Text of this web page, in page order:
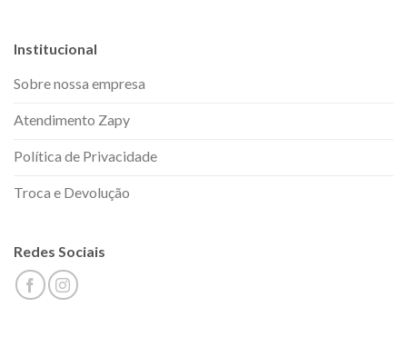
Institucional
Sobre nossa empresa
Atendimento Zapy
Política de Privacidade
Troca e Devolução
Redes Sociais